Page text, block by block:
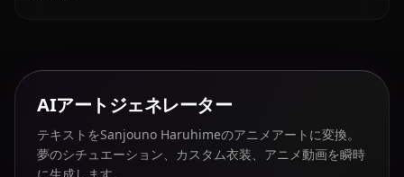
AIアートジェネレーター
テキストをSanjouno Haruhimeのアニメアートに変換。
夢のシチュエーション、カスタム衣装、アニメ動画を瞬時